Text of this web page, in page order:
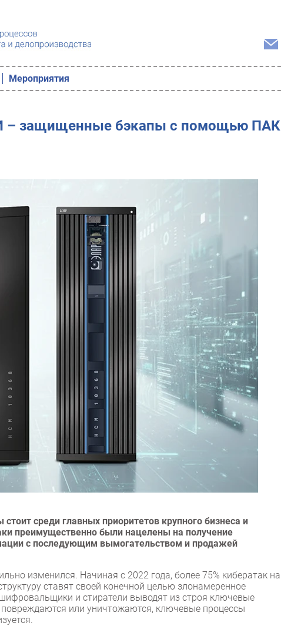
Мероприятия
– защищенные бэкапы с помощью ПАК
среди главных приоритетов крупного бизнеса и
преимущественно были нацелены на получение
с последующим вымогательством и продажей
изменился. Начиная с 2022 года, более 75% кибератак на
ставят своей конечной целью злонамеренное
и стиратели выводят из строя ключевые
или уничтожаются, ключевые процессы